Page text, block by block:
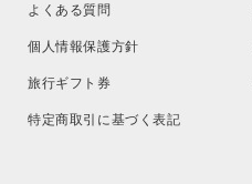
よくある質問
個人情報保護方針
旅行ギフト券
特定商取引に基づく表記